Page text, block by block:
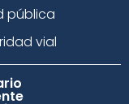
pública
vial